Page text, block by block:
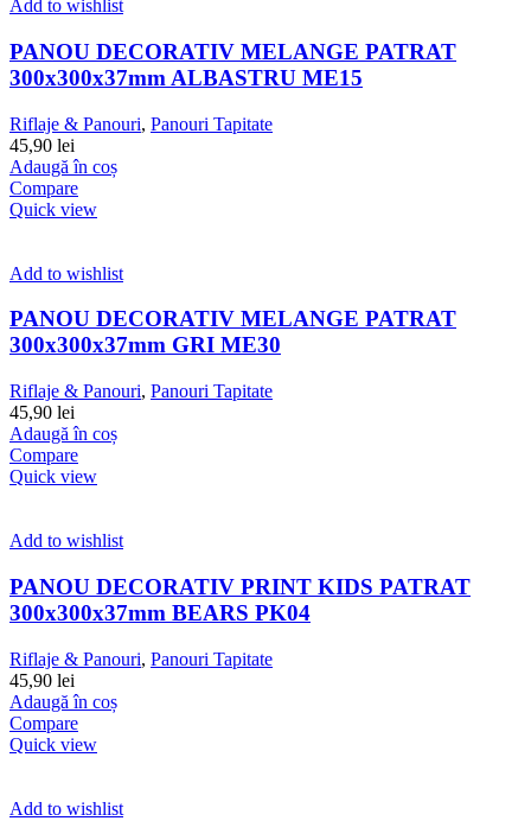
Add to wishlist
PANOU DECORATIV MELANGE PATRAT
300x300x37mm ALBASTRU ME15
Riflaje & Panouri, Panouri Tapitate
45,90 lei
Adaugă în coș
Compare
Quick view
Add to wishlist
PANOU DECORATIV MELANGE PATRAT
300x300x37mm GRI ME30
Riflaje & Panouri, Panouri Tapitate
45,90 lei
Adaugă în coș
Compare
Quick view
Add to wishlist
PANOU DECORATIV PRINT KIDS PATRAT
300x300x37mm BEARS PK04
Riflaje & Panouri, Panouri Tapitate
45,90 lei
Adaugă în coș
Compare
Quick view
Add to wishlist